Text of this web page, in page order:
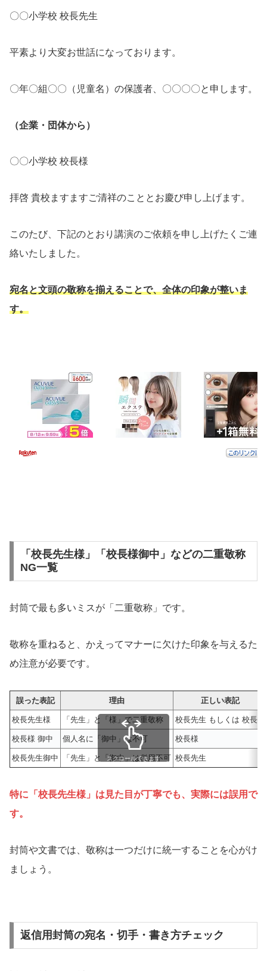
〇〇小学校 校長先生
平素より大変お世話になっております。
〇年〇組〇〇（児童名）の保護者、〇〇〇〇と申します。
（企業・団体から）
〇〇小学校 校長様
拝啓 貴校ますますご清祥のこととお慶び申し上げます。
このたび、下記のとおり講演のご依頼を申し上げたくご連
絡いたしました。
宛名と文頭の敬称を揃えることで、全体の印象が整いま
す。
「校長先生様」「校長様御中」などの二重敬称
NG一覧
封筒で最も多いミスが「二重敬称」です。
敬称を重ねると、かえってマナーに欠けた印象を与えるた
め注意が必要です。
誤った表記 理由 正しい表記
校長先生様 「先生」と「様」で二重敬称 校長先生 もしくは 校長様
校長様 御中 個人名に「御中」は不可 校長様
校長先生御中 「先生」と「御中」は併用不可 校長先生
スクロールできます
特に「校長先生様」は見た目が丁寧でも、実際には誤用で
す。
封筒や文書では、敬称は一つだけに統一することを心がけ
ましょう。
返信用封筒の宛名・切手・書き方チェック